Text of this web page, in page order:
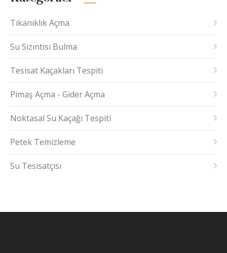
Tıkanıklık Açma
Su Sızıntısı Bulma
Tesisat Kaçakları Tespiti
Pimaş Açma - Gider Açma
Noktasal Su Kaçağı Tespiti
Petek Temizleme
Su Tesisatçısı